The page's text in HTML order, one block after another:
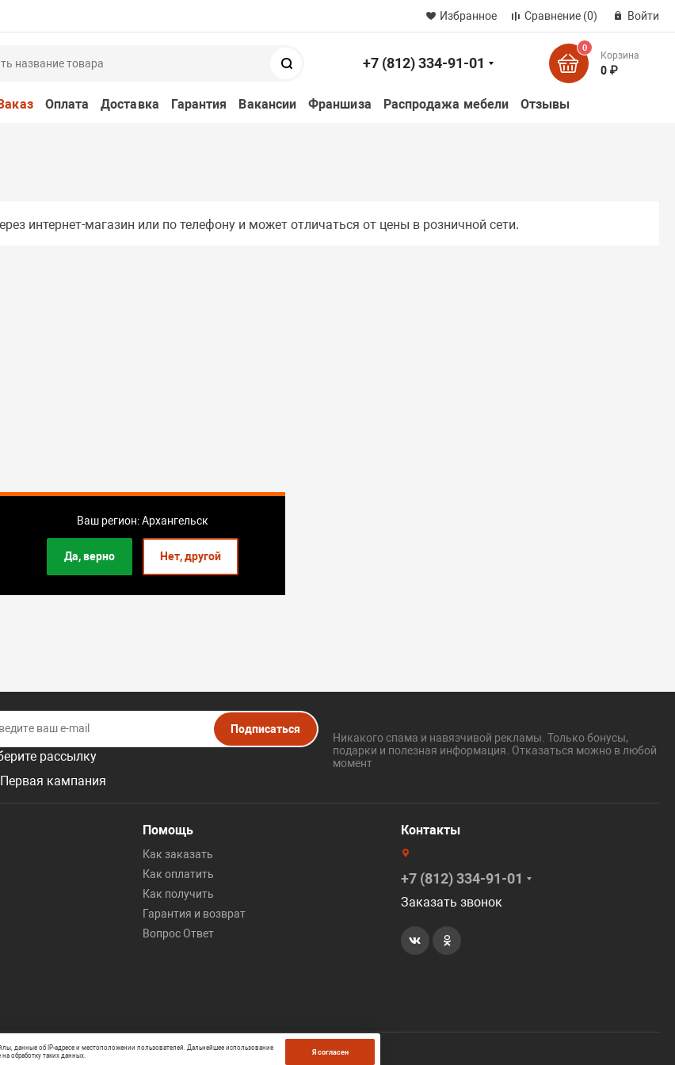
Ваш регион: Архангельск
Да, верно Нет, другой
Избранное Сравнение (0) Войти
+7 (812) 334-91-01
0
Корзина
0 ₽
Оплата Доставка Гарантия Вакансии Франшиза Распродажа мебели Отзывы
интернет-магазин или по телефону и может отличаться от цены в розничной сети.
рассылку
Первая кампания
Подписаться
Никакого спама и навязчивой рекламы. Только бонусы,
подарки и полезная информация. Отказаться можно в любой
момент
Помощь
Как заказать
Как оплатить
Как получить
Гарантия и возврат
Вопрос Ответ
Контакты
+7 (812) 334-91-01
Заказать звонок
данные об IP-адресе и местоположении пользователей. Дальнейшее использование
обработку таких данных.
Я согласен